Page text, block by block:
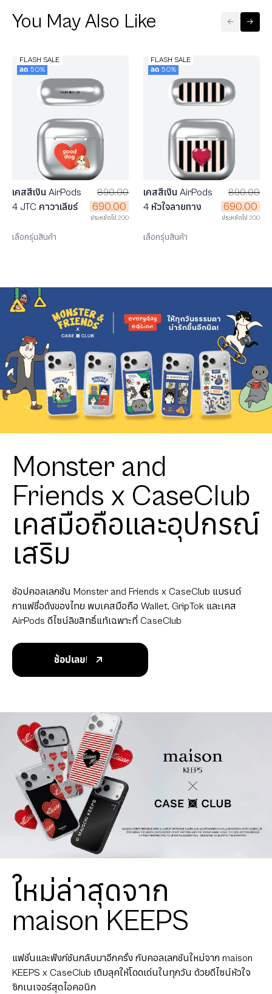
You May Also Like
FLASH SALE
ลด 50%
เคสสีเงิน AirPods
4 JTC คาวาเลียร์
890.00
690.00
ประหยัดไป 200
เลือกรุ่นสินค้า
FLASH SALE
ลด 50%
เคสสีเงิน AirPods
4 หัวใจลายทาง
890.00
690.00
ประหยัดไป 200
เลือกรุ่นสินค้า
Monster and
Friends x CaseClub
เคสมือถือและอุปกรณ์
เสริม
ช้อปคอลเลกชัน Monster and Friends x CaseClub แบรนด์
กาแฟชื่อดังของไทย พบเคสมือถือ Wallet, GripTok และเคส
AirPods ดีไซน์ลิขสิทธิ์แท้เฉพาะที่ CaseClub
ช้อปเลย!
ใหม่ล่าสุดจาก
maison KEEPS
แฟชั่นและฟังก์ชันกลับมาอีกครั้ง กับคอลเลกชันใหม่จาก maison
KEEPS x CaseClub เติมลุคให้โดดเด่นในทุกวัน ด้วยดีไซน์หัวใจ
ซิกเนเจอร์สุดไอคอนิก